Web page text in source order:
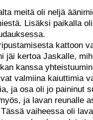
meitä oli neljä
Lisäksi paikalla
kattoon
jäi kertoa Jaskalle,
kanssa
valmiina kaiuttimia
ja osa oli jo paininut
ja lavan reunalle
vaiheessa oli